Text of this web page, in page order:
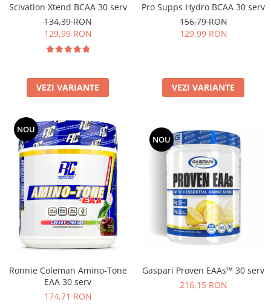
Weider
Scivation Xtend BCAA 30 serv
134,39 RON
129,99 RON
VEZI VARIANTE
Pro Supps Hydro BCAA 30 serv
156,79 RON
129,99 RON
VEZI VARIANTE
NOU
Ronnie Coleman Amino-Tone
EAA 30 serv
174,71 RON
NOU
Gaspari Proven EAAs™ 30 serv
216,15 RON